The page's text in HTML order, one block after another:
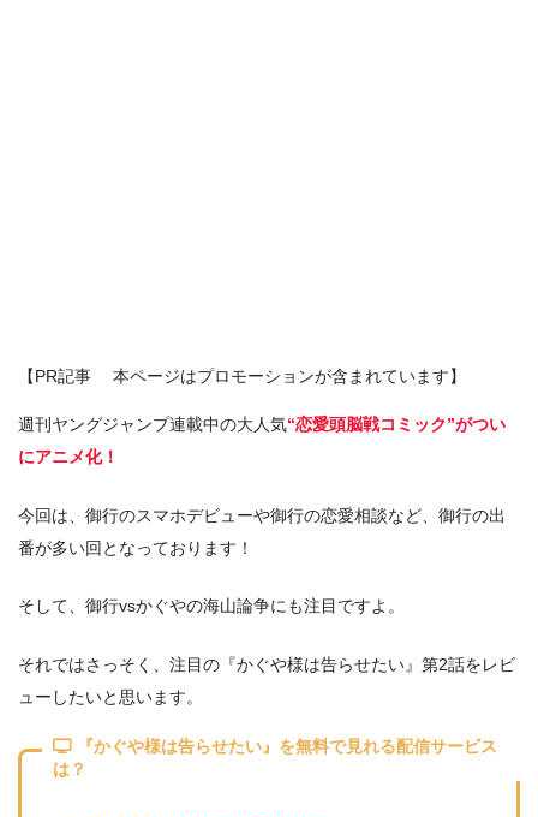
【PR記事 本ページはプロモーションが含まれています】
週刊ヤングジャンプ連載中の大人気“恋愛頭脳戦コミック”がつい
にアニメ化！
今回は、御行のスマホデビューや御行の恋愛相談など、御行の出
番が多い回となっております！
そして、御行vsかぐやの海山論争にも注目ですよ。
それではさっそく、注目の『かぐや様は告らせたい』第2話をレビ
ューしたいと思います。
『かぐや様は告らせたい』を無料で見れる配信サービス
は？